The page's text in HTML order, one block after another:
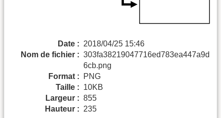
Date : 2018/04/25 15:46
Nom de fichier : 303fa38219047716ed783ea447a9d
6cb.png
Format :
PNG
Taille : 10KB
Largeur : 855
Hauteur : 235